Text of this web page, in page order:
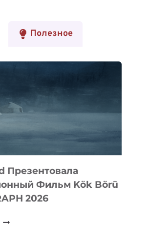
Полезное
Презентовала
Фильм Kök Börü
2026
HIGGSFIELD